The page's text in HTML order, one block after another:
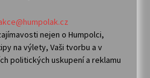
nejen o Humpolci,
na výlety, Vaši tvorbu a v
politických uskupení a reklamu